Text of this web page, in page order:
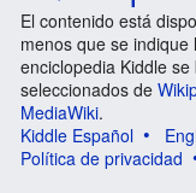
El contenido está
menos que se
enciclopedia Kiddle
seleccionados de
MediaWiki.
Kiddle Español
Política de privacidad